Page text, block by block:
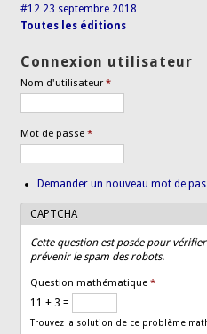
#12 23 septembre 2018
Toutes les éditions
Connexion utilisateur
Nom d'utilisateur*
Mot de passe*
Demander un nouveau mot de
CAPTCHA
Cette question est posée pour
prévenir le spam des robots.
Question mathématique*
11 + 3 =
Trouvez la solution de ce problème